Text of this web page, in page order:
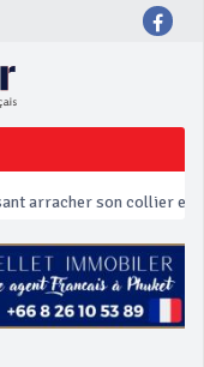
arracher son collier en
Songkran